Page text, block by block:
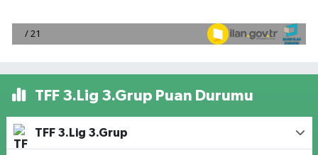
TFF 3.Lig 3.Grup Puan Durumu
TFF 3.Lig 3.Grup